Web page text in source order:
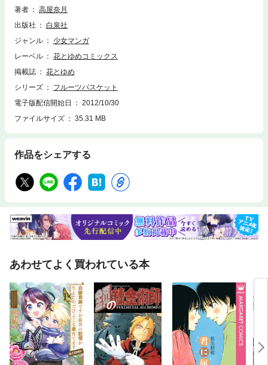
著者
高屋奈月
出版社
白泉社
ジャンル
少女マンガ
レーベル
花とゆめコミックス
掲載誌
花とゆめ
シリーズ
フルーツバスケット
電子版配信開始日
2012/10/30
ファイルサイズ
35.31 MB
作品をシェアする
あわせてよく買われている本